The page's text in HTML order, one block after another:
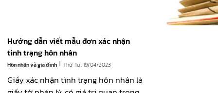
Hướng dẫn viết mẫu đơn xác nhận
tình trạng hôn nhân
Hôn nhân và gia đình | Thứ Tư, 19/04/2023
Giấy xác nhận tình trạng hôn nhân là